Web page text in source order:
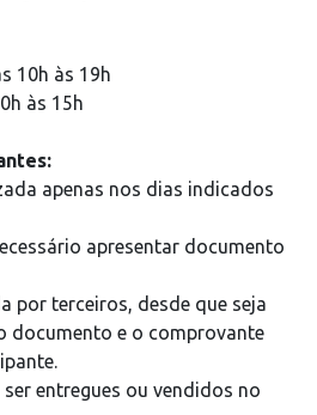
10h às 19h
às 15h
apenas nos dias indicados
apresentar documento
por terceiros, desde que seja
documento e o comprovante
entregues ou vendidos no